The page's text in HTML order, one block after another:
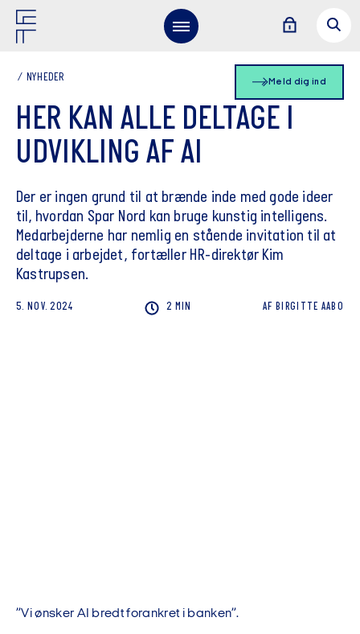
Meld dig ind
NYHEDER
HER KAN ALLE DELTAGE I
UDVIKLING AF AI
Der er ingen grund til at brænde inde med gode ideer
til, hvordan Spar Nord kan bruge kunstig intelligens.
Medarbejderne har nemlig en stående invitation til at
deltage i arbejdet, fortæller HR-direktør Kim
Kastrupsen.
5. NOV. 2024 2 MIN AF BIRGITTE AABO
”Vi ønsker AI bredt forankret i banken”.